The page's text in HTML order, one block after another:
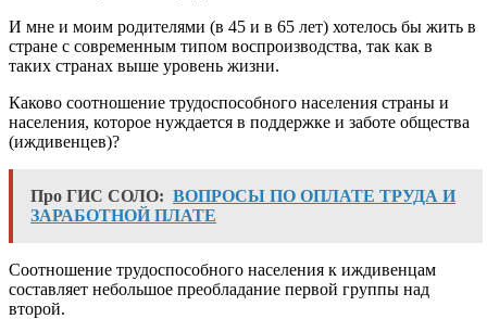
И мне и моим родителями (в 45 и в 65 лет) хотелось бы жить в
стране с современным типом воспроизводства, так как в
таких странах выше уровень жизни.
Каково соотношение трудоспособного населения страны и
населения, которое нуждается в поддержке и заботе общества
(иждивенцев)?
Про ГИС СОЛО: ВОПРОСЫ ПО ОПЛАТЕ ТРУДА И
ЗАРАБОТНОЙ ПЛАТЕ
Соотношение трудоспособного населения к иждивенцам
составляет небольшое преобладание первой группы над
второй.